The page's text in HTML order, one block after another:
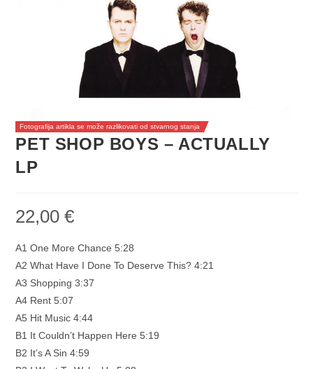
Fotografija artikla se može razlikovati od stvarnog stanja
PET SHOP BOYS – ACTUALLY
LP
22,00€
A1 One More Chance 5:28
A2 What Have I Done To Deserve This? 4:21
A3 Shopping 3:37
A4 Rent 5:07
A5 Hit Music 4:44
B1 It Couldn’t Happen Here 5:19
B2 It’s A Sin 4:59